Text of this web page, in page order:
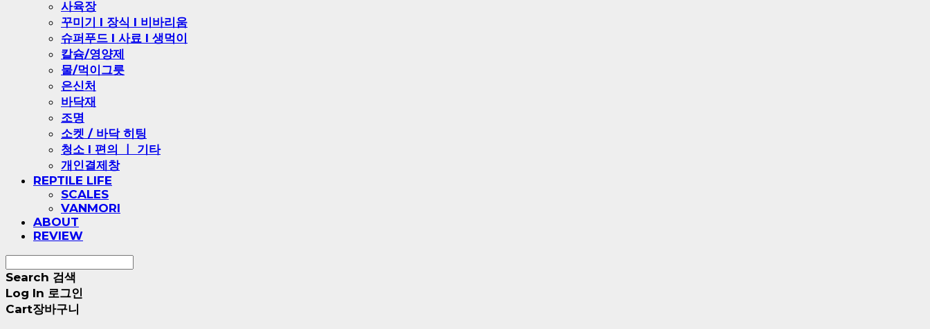
사육장
꾸미기 l 장식 l 비바리움
슈퍼푸드 l 사료 l 생먹이
칼슘/영양제
물/먹이그릇
은신처
바닥재
조명
소켓 / 바닥 히팅
청소 l 편의 ㅣ 기타
개인결제창
REPTILE LIFE
SCALES
VANMORI
ABOUT
REVIEW
Search 검색
Log In 로그인
Cart장바구니